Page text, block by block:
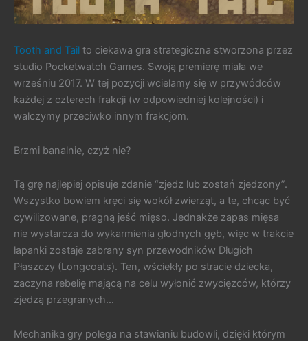
Tooth and Tail to ciekawa gra strategiczna stworzona przez
studio Pocketwatch Games. Swoją premierę miała we
wrześniu 2017. W tej pozycji wcielamy się w przywódców
każdej z czterech frakcji (w odpowiedniej kolejności) i
walczymy przeciwko innym frakcjom.
Brzmi banalnie, czyż nie?
Tą grę najlepiej opisuje zdanie “zjedz lub zostań zjedzony”.
Wszystko bowiem kręci się wokół zwierząt, a te, chcąc być
cywilizowane, pragną jeść mięso. Jednakże zapas mięsa
nie wystarcza do wykarmienia głodnych gęb, więc w trakcie
łapanki zostaje zabrany syn przewodników Długich
Płaszczy (Longcoats). Ten, wściekły po stracie dziecka,
zaczyna rebelię mającą na celu wyłonić zwycięzców, którzy
zjedzą przegranych…
Mechanika gry polega na stawianiu budowli, dzięki którym